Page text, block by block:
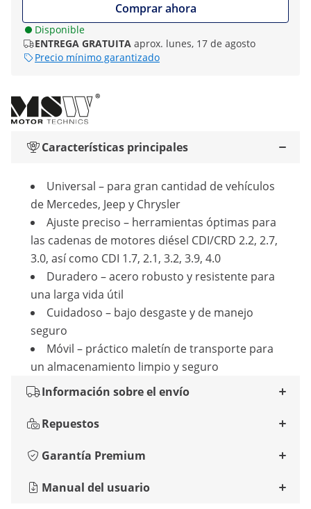
Comprar ahora
Disponible
ENTREGA GRATUITA aprox. lunes, 17 de agosto
Precio mínimo garantizado
Características principales
Universal – para gran cantidad de vehículos
de Mercedes, Jeep y Chrysler
Ajuste preciso – herramientas óptimas para
las cadenas de motores diésel CDI/CRD 2.2, 2.7,
3.0, así como CDI 1.7, 2.1, 3.2, 3.9, 4.0
Duradero – acero robusto y resistente para
una larga vida útil
Cuidadoso – bajo desgaste y de manejo
seguro
Móvil – práctico maletín de transporte para
un almacenamiento limpio y seguro
Información sobre el envío
Repuestos
Garantía Premium
Manual del usuario